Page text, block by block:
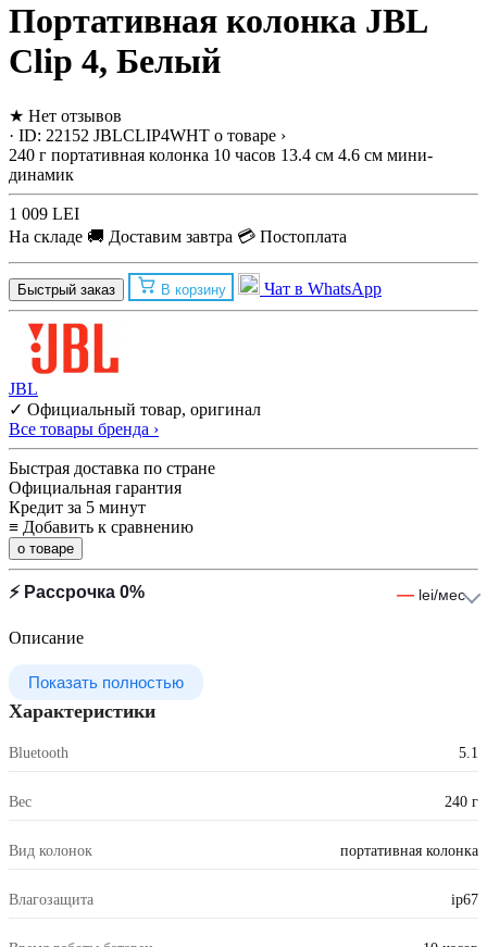
Портативная колонка JBL
Clip 4, Белый
★ Нет отзывов
· ID: 22152 JBLCLIP4WHT о товаре ›
240 г портативная колонка 10 часов 13.4 см 4.6 см мини-
динамик
1 009 LEI
На складе 🚚 Доставим завтра 💳 Постоплата
Быстрый заказ В корзину Чат в WhatsApp
JBL
✓ Официальный товар, оригинал
Все товары бренда ›
Быстрая доставка по стране
Официальная гарантия
Кредит за 5 минут
≡ Добавить к сравнению
о товаре
⚡ Рассрочка 0% — lei/мес
Описание
Показать полностью
Характеристики
Bluetooth 5.1
Вес 240 г
Вид колонок портативная колонка
Влагозащита ip67